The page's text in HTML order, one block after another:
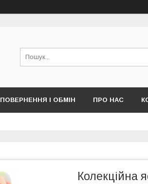
ПОВЕРНЕННЯ І ОБМІН ПРО НАС
Колекційна